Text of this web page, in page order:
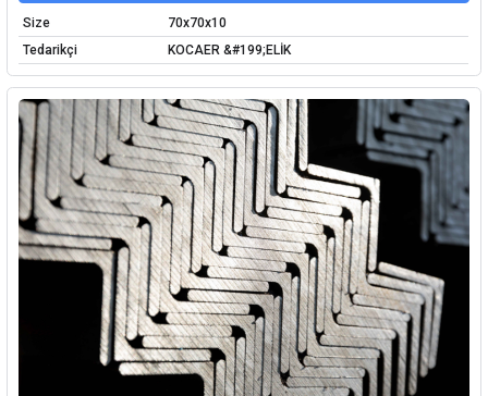
Size
70x70x10
Tedarikçi
KOCAER &#199;ELİK